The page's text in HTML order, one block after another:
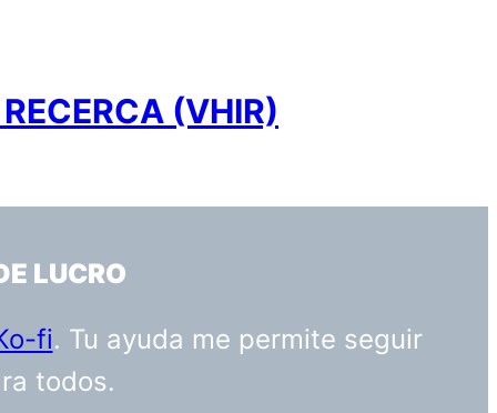
(VHIR)
LUCRO
fi. Tu ayuda me permite seguir
todos.